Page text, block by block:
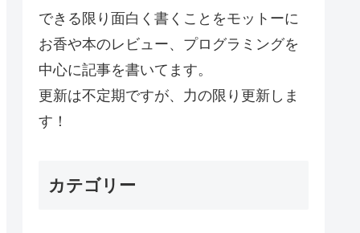
できる限り面白く書くことをモットーに
お香や本のレビュー、プログラミングを
中心に記事を書いてます。
更新は不定期ですが、力の限り更新しま
す！
カテゴリー